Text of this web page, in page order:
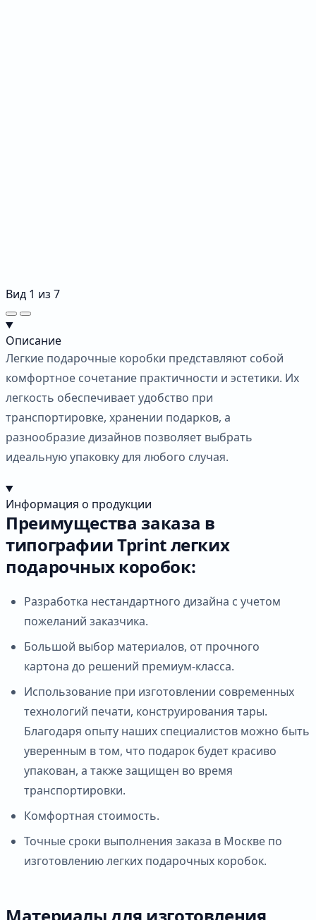
Вид 1 из 7
Описание
Легкие подарочные коробки представляют собой
комфортное сочетание практичности и эстетики. Их
легкость обеспечивает удобство при
транспортировке, хранении подарков, а
разнообразие дизайнов позволяет выбрать
идеальную упаковку для любого случая.
Информация о продукции
Преимущества заказа в
типографии Tprint легких
подарочных коробок:
Разработка нестандартного дизайна с учетом
пожеланий заказчика.
Большой выбор материалов, от прочного
картона до решений премиум-класса.
Использование при изготовлении современных
технологий печати, конструирования тары.
Благодаря опыту наших специалистов можно быть
уверенным в том, что подарок будет красиво
упакован, а также защищен во время
транспортировки.
Комфортная стоимость.
Точные сроки выполнения заказа в Москве по
изготовлению легких подарочных коробок.
Материалы для изготовления